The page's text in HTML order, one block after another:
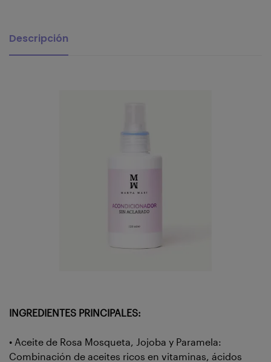
Descripción
INGREDIENTES PRINCIPALES:
• Aceite de Rosa Mosqueta, Jojoba y Paramela:
Combinación de aceites ricos en vitaminas, ácidos